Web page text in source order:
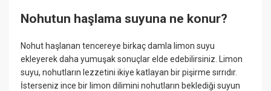
Nohutun haşlama suyuna ne konur?
Nohut haşlanan tencereye birkaç damla limon suyu
ekleyerek daha yumuşak sonuçlar elde edebilirsiniz. Limon
suyu, nohutların lezzetini ikiye katlayan bir pişirme sırrıdır.
İsterseniz ince bir limon dilimini nohutların beklediği suyun